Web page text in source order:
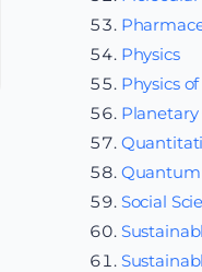
Physics
Physics
Planetary
Quantum
Social